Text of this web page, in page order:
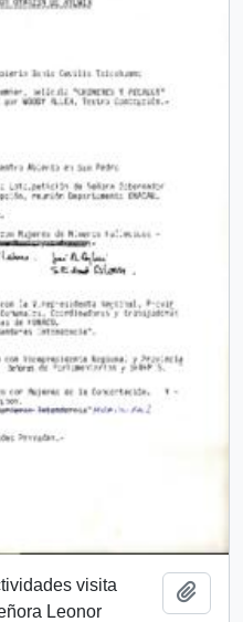
visita
Leonor